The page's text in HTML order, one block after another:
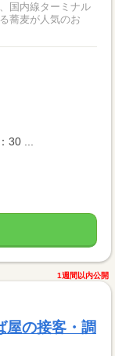
国内線ターミナル
蕎麦が人気のお
30 ...
1週間以内公開
の接客・調